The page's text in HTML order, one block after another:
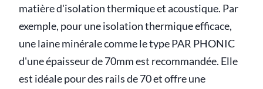
matière d'isolation thermique et acoustique. Par
exemple, pour une isolation thermique efficace,
une laine minérale comme le type PAR PHONIC
d'une épaisseur de 70mm est recommandée. Elle
est idéale pour des rails de 70 et offre une